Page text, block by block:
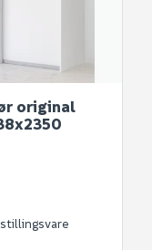
til dette
original